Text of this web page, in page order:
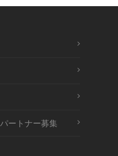
ートナー募集